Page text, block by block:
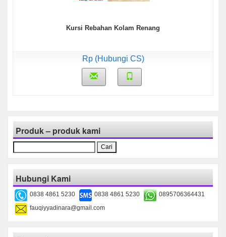
Kursi Rebahan Kolam Renang
Rp (Hubungi CS)
Produk – produk kami
untuk:
Hubungi Kami
0838 4861 5230 0838 4861 5230
0895706364431
fauqiyyadinara@gmail.com